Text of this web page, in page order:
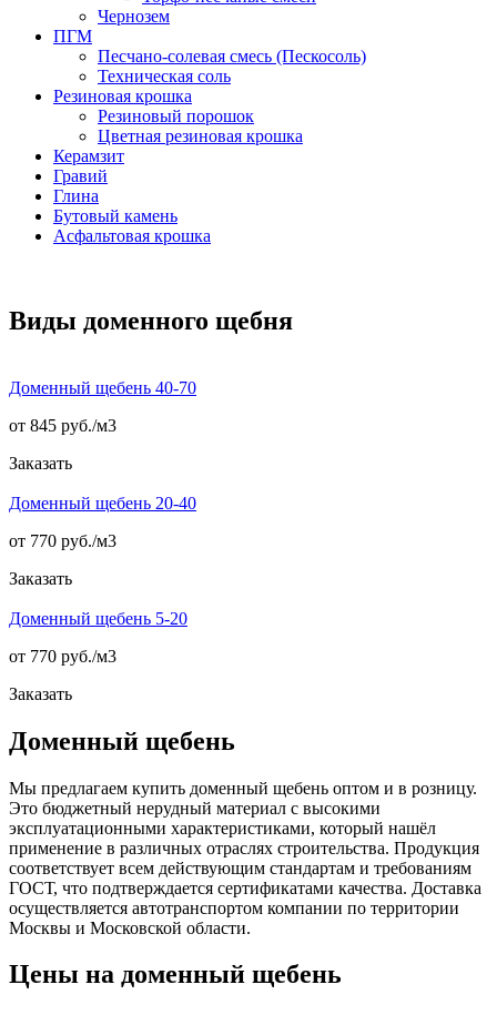
Чернозем
ПГМ
Песчано-солевая смесь (Пескосоль)
Техническая соль
Резиновая крошка
Резиновый порошок
Цветная резиновая крошка
Керамзит
Гравий
Глина
Бутовый камень
Асфальтовая крошка
Виды доменного щебня
Доменный щебень 40-70
от 845 руб./м3
Заказать
Доменный щебень 20-40
от 770 руб./м3
Заказать
Доменный щебень 5-20
от 770 руб./м3
Заказать
Доменный щебень
Мы предлагаем купить доменный щебень оптом и в розницу.
Это бюджетный нерудный материал с высокими
эксплуатационными характеристиками, который нашёл
применение в различных отраслях строительства. Продукция
соответствует всем действующим стандартам и требованиям
ГОСТ, что подтверждается сертификатами качества. Доставка
осуществляется автотранспортом компании по территории
Москвы и Московской области.
Цены на доменный щебень